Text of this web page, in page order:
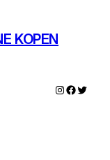
KOPEN
Instagram
Twitter